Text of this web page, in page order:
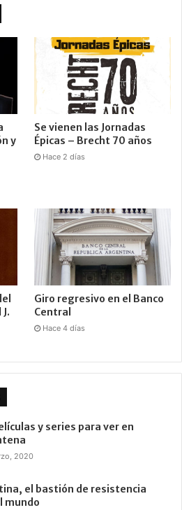
y
Se vienen las Jornadas
Épicas – Brecht 70 años
Hace 2 días
Giro regresivo en el Banco
Central
Hace 4 días
y series para ver en
2020
el bastión de resistencia
mundo